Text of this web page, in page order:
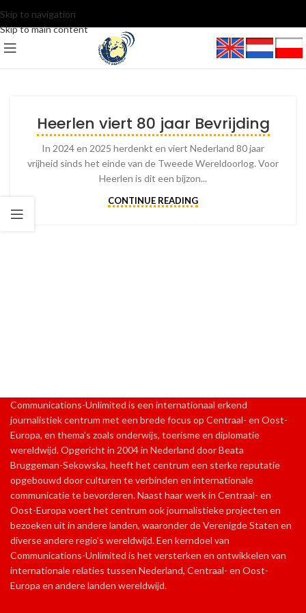
Skip to navigation
Skip to main content
Heerlen viert 80 jaar Bevrijding
In 2024 en 2025 herdenkt en viert Nederland 80 jaar
vrijheid sinds het einde van de Tweede Wereldoorlog. Voor
Heerlen is dit een bijzon...
CONTINUE READING
Communications-Unlimited is een internationaal erkend
journalistiek centrum met een brede focus op Centraal- en Oost-
Europa, en thema’s zoals onderwijs, toerisme en diplomatie
wereldwijd. Opgericht in 2004 in Nederland door Beata
Bruggeman-Sekowska, heeft het centrum een sterke reputatie
opgebouwd door culturen te verbinden en internationale
communicatie te bevorderen. Naast haar werk in Centraal- en
Oost-Europa voert het centrum ook journalistieke projecten en
bezoeken uit in andere landen, waaronder de Verenigde Staten en
diverse andere regio’s wereldwijd. Een kerndoel van
Communications-Unlimited is het versterken en ontwikkelen van
internationale relaties tussen Nederland, Centraal- en Oost-
Europa en andere landen wereldwijd.